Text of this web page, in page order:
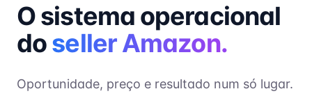
O sistema operacional
doseller Amazon.
Oportunidade, preço e resultado num só lugar.